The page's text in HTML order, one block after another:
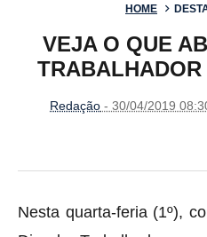
HOME
VEJA O QUE
TRABALHADOR
Redação - 30/04/2019
Nesta quarta-feria (1º),